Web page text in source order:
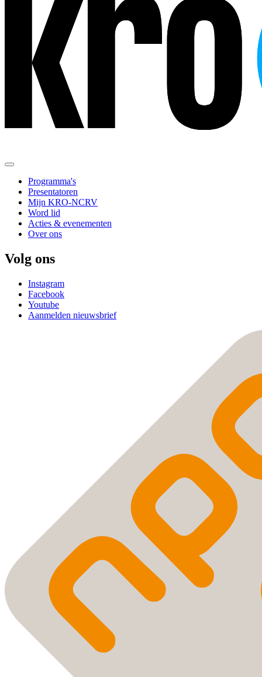
Programma's
Presentatoren
Mijn KRO-NCRV
Word lid
Acties & evenementen
Over ons
Volg ons
Instagram
Facebook
Youtube
Aanmelden nieuwsbrief